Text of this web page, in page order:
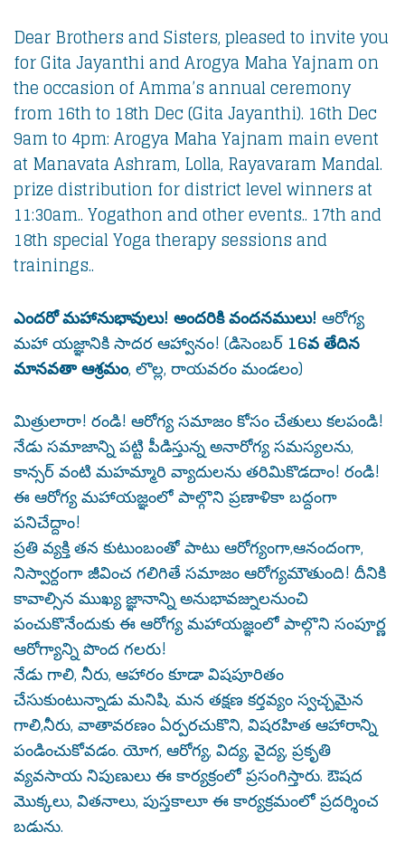
Dear Brothers and Sisters, pleased to invite you
for Gita Jayanthi and Arogya Maha Yajnam on
the occasion of Amma’s annual ceremony
from 16th to 18th Dec (Gita Jayanthi). 16th Dec
9am to 4pm: Arogya Maha Yajnam main event
at Manavata Ashram, Lolla, Rayavaram Mandal.
prize distribution for district level winners at
11:30am.. Yogathon and other events.. 17th and
18th special Yoga therapy sessions and
trainings..
ఎందరో మహానుభావులు! అందరికి వందనములు! ఆరోగ్య
మహా యజ్ఞానికి సాదర ఆహ్వానం! (డిసెంబర్ 16వ తేదిన
మానవతా ఆశ్రమం, లొల్ల, రాయవరం మండలం)
మిత్రులారా! రండి! ఆరోగ్య సమాజం కోసం చేతులు కలపండి!
నేడు సమాజాన్ని పట్టి పీడిస్తున్న అనారోగ్య సమస్యలను,
కాన్సర్ వంటి మహమ్మారి వ్యాదులను తరిమికొడదాం! రండి!
ఈ ఆరోగ్య మహాయజ్ఞంలో పాల్గొని ప్రణాళికా బద్దంగా
పనిచేద్దాం!
ప్రతి వ్యక్తి తన కుటుంబంతో పాటు ఆరోగ్యంగా,ఆనందంగా,
నిస్వార్దంగా జీవించ గలిగితే సమాజం ఆరోగ్యమౌతుంది! దీనికి
కావాల్సిన ముఖ్య జ్ఞానాన్ని అనుభావజ్నులనుంచి
పంచుకొనేందుకు ఈ ఆరోగ్య మహాయజ్ఞంలో పాల్గొని సంపూర్ణ
ఆరోగ్యాన్ని పొంద గలరు!
నేడు గాలి, నీరు, ఆహారం కూడా విషపూరితం
చేసుకుంటున్నాడు మనిషి. మన తక్షణ కర్తవ్యం స్వచ్చమైన
గాలి,నీరు, వాతావరణం ఏర్పరచుకొని, విషరహిత ఆహారాన్ని
పండించుకోవడం. యోగ, ఆరోగ్య, విద్య, వైద్య, ప్రకృతి
వ్యవసాయ నిపుణులు ఈ కార్యక్రంలో ప్రసంగిస్తారు. ఔషద
మొక్కలు, వితనాలు, పుస్తకాలూ ఈ కార్యక్రమంలో ప్రదర్శించ
బడును.